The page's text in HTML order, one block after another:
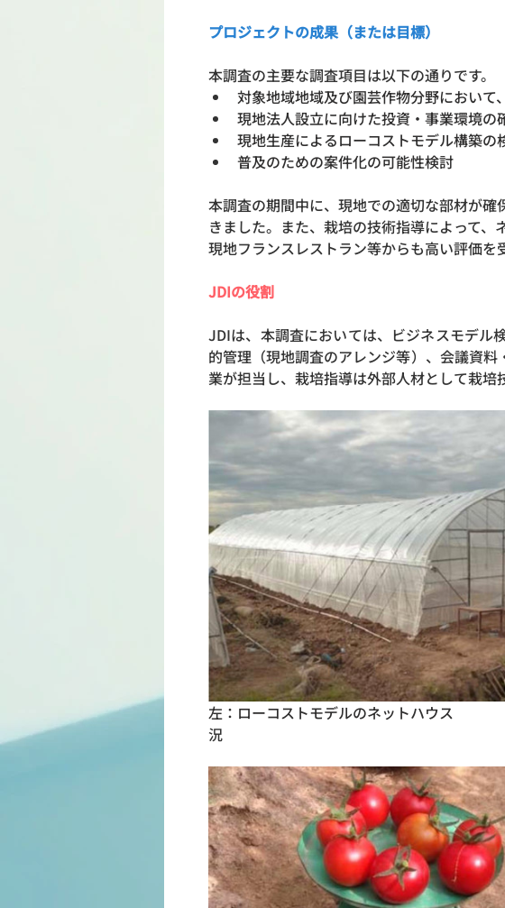
プロジェクトの成果（または目標）
本調査の主要な調査項目は以下の通りです。
対象地域地域及び園芸作物分野におい
現地法人設立に向けた投資・事業環境の
現地生産によるローコストモデル構築の
普及のための案件化の可能性検討
本調査の期間中に、現地での適切な部材が
きました。また、栽培の技術指導によって
現地フランスレストラン等からも高い評価を
JDIの役割
JDIは、本調査においては、ビジネスモデル
的管理（現地調査のアレンジ等）、会議資
業が担当し、栽培指導は外部人材として栽培
左：ローコストモデルのネットハウス　　　
況